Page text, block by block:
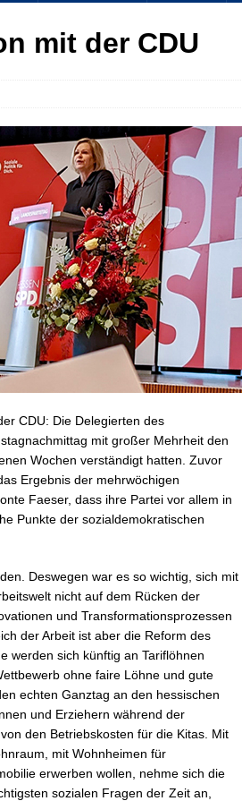
mit der CDU
CDU: Die Delegierten des
mit großer Mehrheit den
Wochen verständigt hatten. Zuvor
Ergebnis der mehrwöchigen
Faeser, dass ihre Partei vor allem in
Punkte der sozialdemokratischen
Deswegen war es so wichtig, sich mit
nicht auf dem Rücken der
und Transformationsprozessen
der Arbeit ist aber die Reform des
werden sich künftig an Tariflöhnen
ohne faire Löhne und gute
echten Ganztag an den hessischen
und Erziehern während der
den Betriebskosten für die Kitas. Mit
mit Wohnheimen für
erwerben wollen, nehme sich die
sozialen Fragen der Zeit an,